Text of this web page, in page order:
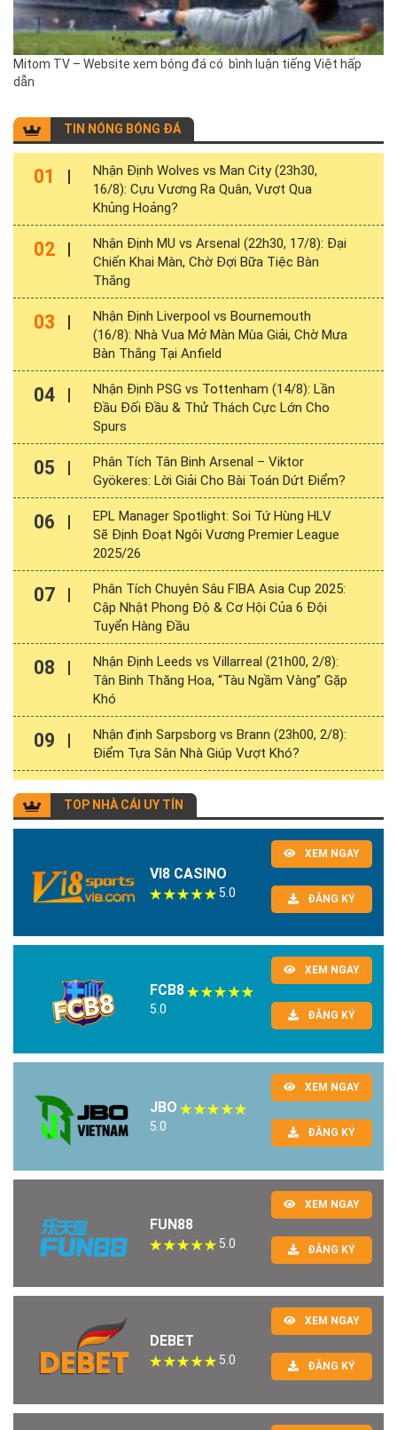
Mitom TV – Website xem bóng đá có bình luận tiếng Việt hấp
dẫn
TIN NÓNG BÓNG ĐÁ
01
Nhận Định Wolves vs Man City (23h30,
16/8): Cựu Vương Ra Quân, Vượt Qua
Khủng Hoảng?
02
Nhận Định MU vs Arsenal (22h30, 17/8): Đại
Chiến Khai Màn, Chờ Đợi Bữa Tiệc Bàn
Thắng
03
Nhận Định Liverpool vs Bournemouth
(16/8): Nhà Vua Mở Màn Mùa Giải, Chờ Mưa
Bàn Thắng Tại Anfield
04
Nhận Định PSG vs Tottenham (14/8): Lần
Đầu Đối Đầu & Thử Thách Cực Lớn Cho
Spurs
05
Phân Tích Tân Binh Arsenal – Viktor
Gyökeres: Lời Giải Cho Bài Toán Dứt Điểm?
06
EPL Manager Spotlight: Soi Tứ Hùng HLV
Sẽ Định Đoạt Ngôi Vương Premier League
2025/26
07
Phân Tích Chuyên Sâu FIBA Asia Cup 2025:
Cập Nhật Phong Độ & Cơ Hội Của 6 Đội
Tuyển Hàng Đầu
08
Nhận Định Leeds vs Villarreal (21h00, 2/8):
Tân Binh Thăng Hoa, “Tàu Ngầm Vàng” Gặp
Khó
09
Nhận định Sarpsborg vs Brann (23h00, 2/8):
Điểm Tựa Sân Nhà Giúp Vượt Khó?
TOP NHÀ CÁI UY TÍN
VI8 CASINO
5.0
XEM NGAY
ĐĂNG KÝ
FCB8
5.0
XEM NGAY
ĐĂNG KÝ
JBO
5.0
XEM NGAY
ĐĂNG KÝ
FUN88
5.0
XEM NGAY
ĐĂNG KÝ
DEBET
5.0
XEM NGAY
ĐĂNG KÝ